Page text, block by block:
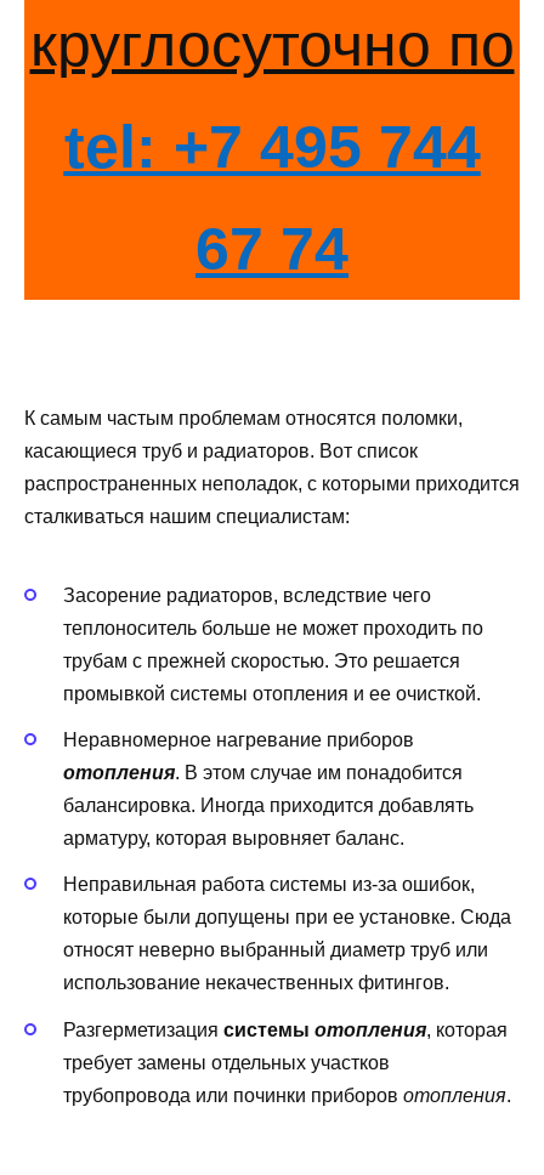
круглосуточно по
tel: +7 495 744
67 74
К самым частым проблемам относятся поломки,
касающиеся труб и радиаторов. Вот список
распространенных неполадок, с которыми приходится
сталкиваться нашим специалистам:
Засорение радиаторов, вследствие чего
теплоноситель больше не может проходить по
трубам с прежней скоростью. Это решается
промывкой системы отопления и ее очисткой.
Неравномерное нагревание приборов
отопления. В этом случае им понадобится
балансировка. Иногда приходится добавлять
арматуру, которая выровняет баланс.
Неправильная работа системы из-за ошибок,
которые были допущены при ее установке. Сюда
относят неверно выбранный диаметр труб или
использование некачественных фитингов.
Разгерметизация системы отопления, которая
требует замены отдельных участков
трубопровода или починки приборов отопления.